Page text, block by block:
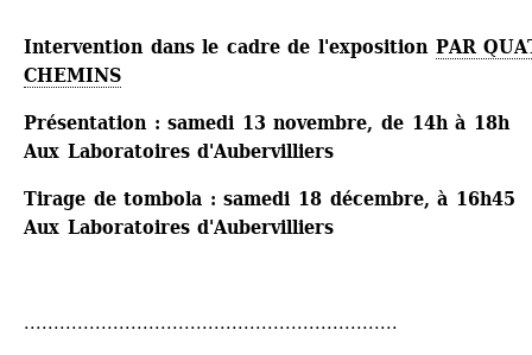
Intervention dans le cadre de l'exposition PAR
CHEMINS
Présentation : samedi 13 novembre, de 14h à 18h
Aux Laboratoires d'Aubervilliers
Tirage de tombola : samedi 18 décembre, à 16h45
Aux Laboratoires d'Aubervilliers
...............................................................